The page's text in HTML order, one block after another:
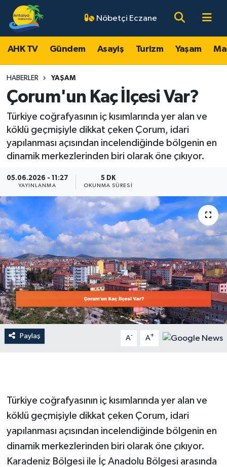
Nöbetçi Eczane
AHK TV Gündem Asayiş Turizm Yaşam
HABERLER YAŞAM
Çorum'un Kaç İlçesi Var?
Türkiye coğrafyasının iç kısımlarında yer alan ve
köklü geçmişiyle dikkat çeken Çorum, idari
yapılanması açısından incelendiğinde bölgenin en
dinamik merkezlerinden biri olarak öne çıkıyor.
05.06.2026 - 11:27
YAYINLANMA
5 DK
OKUNMA SÜRESI
Paylaş A- A+
Türkiye coğrafyasının iç kısımlarında yer alan ve
köklü geçmişiyle dikkat çeken Çorum, idari
yapılanması açısından incelendiğinde bölgenin en
dinamik merkezlerinden biri olarak öne çıkıyor.
Karadeniz Bölgesi ile İç Anadolu Bölgesi arasında
AHK TV
Gündem
Turizm
Yaşam
Spor
Dünya
Resmi Reklamlar
Antalya Nöbetçi Eczaneler
Antalya Hava Durumu
Antalya Namaz Vakitleri
Antalya Trafik Yoğunluk Haritası
Süper Lig Puan Durumu ve Fikstür
Haber Arşivi